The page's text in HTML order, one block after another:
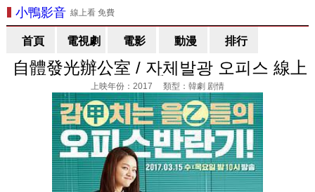
小鴨影音線上看 免費
首頁 電視劇 電影 動漫 排行
自體發光辦公室 / 자체발광 오피스 線上
看
上映年份：2017 類型：韓劇 剧情